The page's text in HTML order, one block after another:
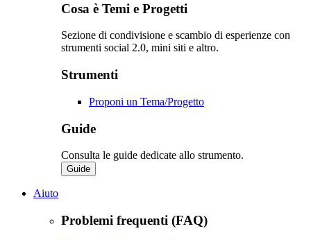
Cosa è Temi e Progetti
Sezione di condivisione e scambio di esperienze con
strumenti social 2.0, mini siti e altro.
Strumenti
Proponi un Tema/Progetto
Guide
Consulta le guide dedicate allo strumento.
Guide
Aiuto
Problemi frequenti (FAQ)